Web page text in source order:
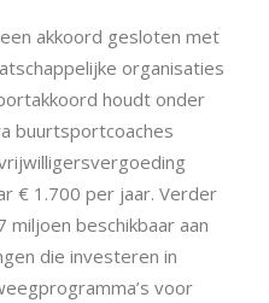
akkoord gesloten met
organisaties
houdt onder
buurtsportcoaches
€ 1.700 per jaar. Verder
beschikbaar aan
die investeren in
voor